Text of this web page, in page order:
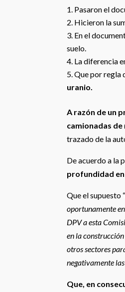
Pasaron el
Hicieron la
En el
suelo.
La diferencia
Que por regla
uranio.
A razón de un
camionadas
trazado de la
De acuerdo a la
profundidad en
Que el supuesto
oportunamente
DPV a esta
en la
otros sectores
negativamente
Que, en